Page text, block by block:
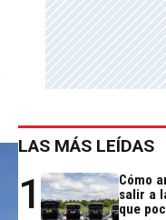
LAS MÁS LEÍDAS
1
Cómo
salir a
que